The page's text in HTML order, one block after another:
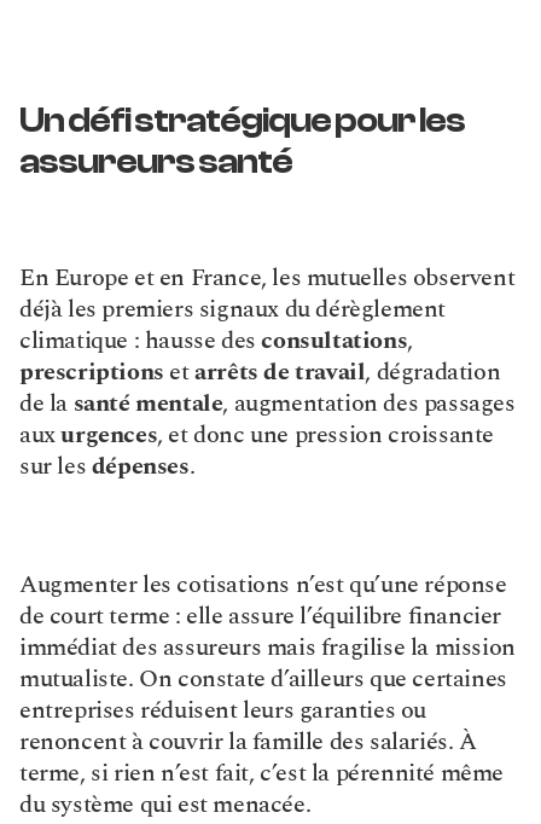
Un défi stratégique pour les
assureurs santé
En Europe et en France, les mutuelles observent
déjà les premiers signaux du dérèglement
climatique : hausse des consultations
prescriptions et arrêts de travail, dégradation
de la santé mentale, augmentation des passages
aux urgences, et donc une pression croissante
sur les dépenses.
Augmenter les cotisations n’est qu’une réponse
de court terme : elle assure l’équilibre financier
immédiat des assureurs mais fragilise la mission
mutualiste. On constate d’ailleurs que certaines
entreprises réduisent leurs garanties ou
renoncent à couvrir la famille des salariés. À
terme, si rien n’est fait, c’est la pérennité même
du système qui est menacée.